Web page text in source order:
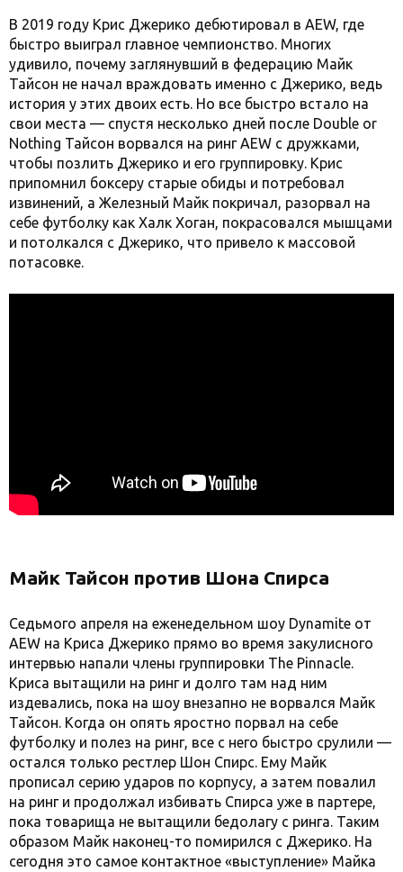
В 2019 году Крис Джерико дебютировал в AEW, где
быстро выиграл главное чемпионство. Многих
удивило, почему заглянувший в федерацию Майк
Тайсон не начал враждовать именно с Джерико, ведь
история у этих двоих есть. Но все быстро встало на
свои места — спустя несколько дней после Double or
Nothing Тайсон ворвался на ринг AEW с дружками,
чтобы позлить Джерико и его группировку. Крис
припомнил боксеру старые обиды и потребовал
извинений, а Железный Майк покричал, разорвал на
себе футболку как Халк Хоган, покрасовался мышцами
и потолкался с Джерико, что привело к массовой
потасовке.
Майк Тайсон против Шона Спирса
Седьмого апреля на еженедельном шоу Dynamite от
AEW на Криса Джерико прямо во время закулисного
интервью напали члены группировки The Pinnacle.
Криса вытащили на ринг и долго там над ним
издевались, пока на шоу внезапно не ворвался Майк
Тайсон. Когда он опять яростно порвал на себе
футболку и полез на ринг, все с него быстро срулили —
остался только рестлер Шон Спирс. Ему Майк
прописал серию ударов по корпусу, а затем повалил
на ринг и продолжал избивать Спирса уже в партере,
пока товарища не вытащили бедолагу с ринга. Таким
образом Майк наконец-то помирился с Джерико. На
сегодня это самое контактное «выступление» Майка